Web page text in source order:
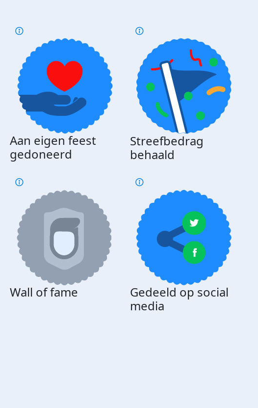
Aan eigen feest
gedoneerd
Streefbedrag
behaald
Wall of fame
Gedeeld op social
media